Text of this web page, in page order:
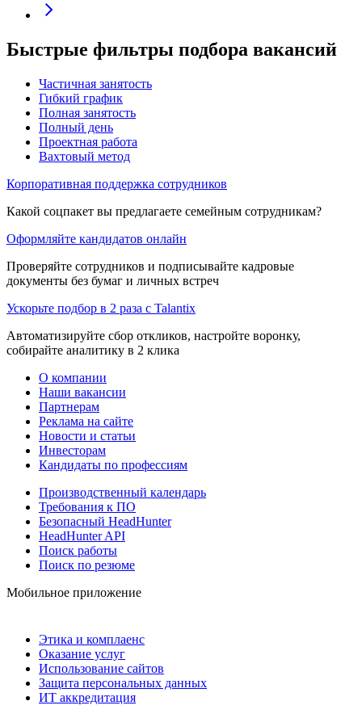
Быстрые фильтры подбора вакансий
Частичная занятость
Гибкий график
Полная занятость
Полный день
Проектная работа
Вахтовый метод
Корпоративная поддержка сотрудников
Какой соцпакет вы предлагаете семейным сотрудникам?
Оформляйте кандидатов онлайн
Проверяйте сотрудников и подписывайте кадровые
документы без бумаг и личных встреч
Ускорьте подбор в 2 раза с Talantix
Автоматизируйте сбор откликов, настройте воронку,
собирайте аналитику в 2 клика
О компании
Наши вакансии
Партнерам
Реклама на сайте
Новости и статьи
Инвесторам
Кандидаты по профессиям
Производственный календарь
Требования к ПО
Безопасный HeadHunter
HeadHunter API
Поиск работы
Поиск по резюме
Мобильное приложение
Этика и комплаенс
Оказание услуг
Использование сайтов
Защита персональных данных
ИТ аккредитация